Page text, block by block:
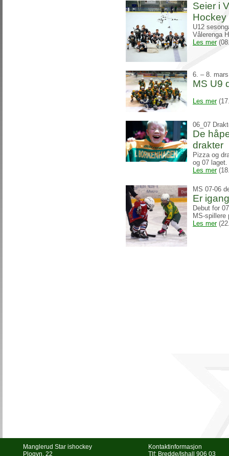
Seier i
Hockey
U12
Vålerenga
Les mer
6. – 8.
MS U9
Les mer
06_07
De
drakter
Pizza og
og 07 laget.
Les mer
MS 07-06
Er
Debut for
MS-spillere
Les mer
Manglerud Star ishockey
Plogvn. 22
Kontaktinformasjon
Tlf: Bredde/Ishall 906 03